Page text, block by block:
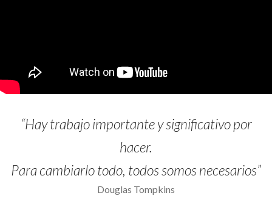
“Hay trabajo importante y significativo por
hacer.
Para cambiarlo todo, todos somos necesarios”
Douglas Tompkins